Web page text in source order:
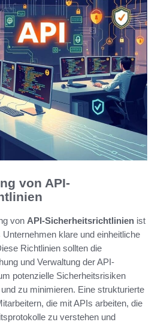
von API-
von API-Sicherheitsrichtlinien ist
klare und einheitliche
Richtlinien sollten die
und Verwaltung der API-
potenzielle Sicherheitsrisiken
zu minimieren. Eine strukturierte
die mit APIs arbeiten, die
zu verstehen und